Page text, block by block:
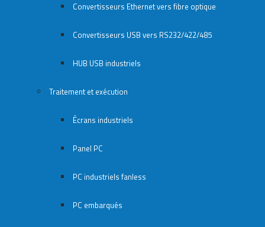
Convertisseurs Ethernet vers fibre optique
Convertisseurs USB vers RS232/422/485
HUB USB industriels
Traitement et exécution
Écrans industriels
Panel PC
PC industriels fanless
PC embarqués